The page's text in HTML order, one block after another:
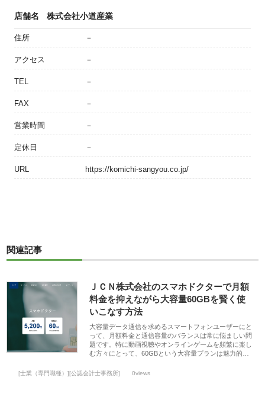
店舗名 株式会社小道産業
住所 －
アクセス －
TEL －
FAX －
営業時間 －
定休日 －
URL https://komichi-sangyou.co.jp/
関連記事
ＪＣＮ株式会社のスマホドクターで月額
料金を抑えながら大容量60GBを賢く使
いこなす方法
大容量データ通信を求めるスマートフォンユーザーにと
って、月額料金と通信容量のバランスは常に悩ましい問
題です。特に動画視聴やオンラインゲームを頻繁に楽し
む方々にとって、60GBという大容量プランは魅力的…
[士業（専門職種）][公認会計士事務所] 0views